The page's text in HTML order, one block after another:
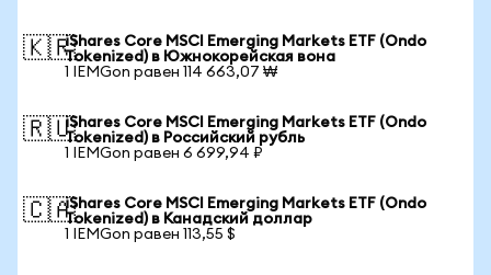
🇰🇷iShares Core MSCI Emerging Markets ETF (Ondo
Tokenized) в Южнокорейская вона
1 IEMGon равен 114 663,07 ₩
🇷🇺iShares Core MSCI Emerging Markets ETF (Ondo
Tokenized) в Российский рубль
1 IEMGon равен 6 699,94 ₽
🇨🇦iShares Core MSCI Emerging Markets ETF (Ondo
Tokenized) в Канадский доллар
1 IEMGon равен 113,55 $